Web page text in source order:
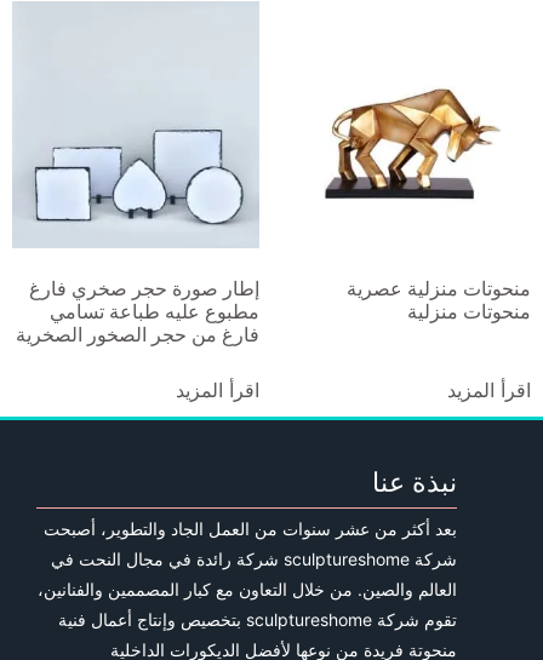
منحوتات منزلية عصرية
منحوتات منزلية
اقرأ المزيد
إطار صورة حجر صخري فارغ
مطبوع عليه طباعة تسامي
فارغ من حجر الصخور الصخرية
اقرأ المزيد
نبذة عنا
بعد أكثر من عشر سنوات من العمل الجاد والتطوير، أصبحت
شركة sculptureshome شركة رائدة في مجال النحت في
العالم والصين. من خلال التعاون مع كبار المصممين والفنانين،
تقوم شركة sculptureshome بتخصيص وإنتاج أعمال فنية
منحوتة فريدة من نوعها لأفضل الديكورات الداخلية